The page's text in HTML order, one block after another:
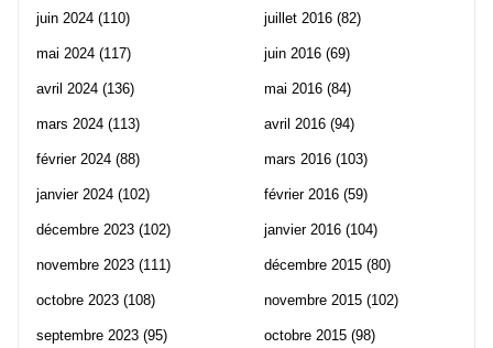
juin 2024 (110)
mai 2024 (117)
avril 2024 (136)
mars 2024 (113)
février 2024 (88)
janvier 2024 (102)
décembre 2023 (102)
novembre 2023 (111)
octobre 2023 (108)
septembre 2023 (95)
juillet 2016 (82)
juin 2016 (69)
mai 2016 (84)
avril 2016 (94)
mars 2016 (103)
février 2016 (59)
janvier 2016 (104)
décembre 2015 (80)
novembre 2015 (102)
octobre 2015 (98)